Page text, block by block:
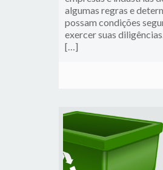
algumas regras e
possam condições
exercer suas
[…]